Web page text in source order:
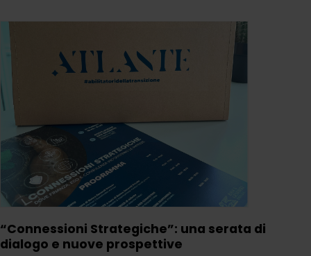
“Connessioni Strategiche”: una serata di
dialogo e nuove prospettive